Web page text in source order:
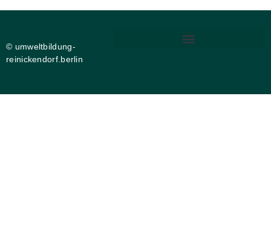
© umweltbildung-
reinickendorf.berlin